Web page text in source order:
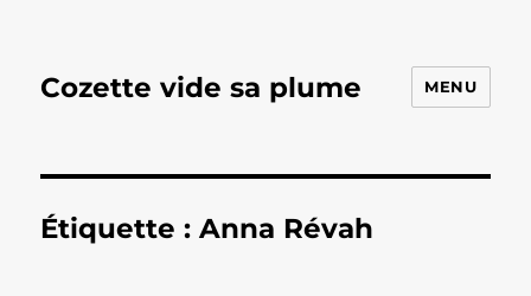
Cozette vide sa plume MENU
Étiquette :Anna Révah